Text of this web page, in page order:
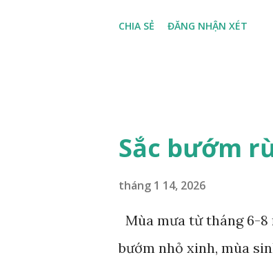
CHIA SẺ ĐĂNG NHẬN XÉT
Sắc bướm
tháng 1 14, 2026
Mùa mưa từ tháng 6-
bướm nhỏ xinh, mùa